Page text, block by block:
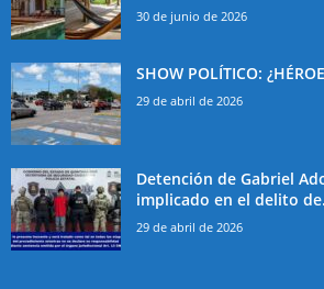
30 de junio de 2026
SHOW POLÍTICO:
29 de abril de 2026
Detención de Gabriel
implicado en el delito
29 de abril de 2026